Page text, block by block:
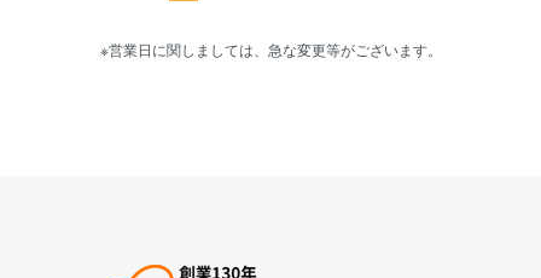
※営業日に関しましては、急な変更等がございます。